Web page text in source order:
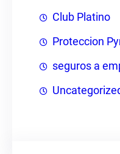
Club Platino
Proteccion
seguros a